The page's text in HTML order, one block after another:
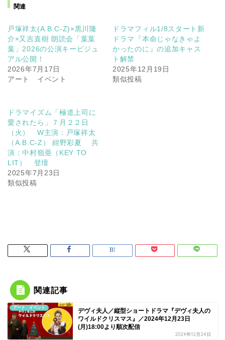
関連
戸塚祥太(A.B.C-Z)×黒川隆
介×又吉直樹 朗読会「葉葉
葉」2026の公演キービジュ
アル公開！
2026年7月17日
アート イベント
ドラマフィル1/8スタート新
ドラマ『本命じゃなきゃよ
かったのに』の追加キャス
ト解禁
2025年12月19日
類似投稿
ドラマイズム「極道上司に
愛されたら」７月２２日
（火） W主演：戸塚祥太
（A.B.C-Z） 紺野彩夏 共
演：中村嶺亜（KEY TO
LIT） 登壇
2025年7月23日
類似投稿
関連記事
アート イベント
デヴィ夫人／縦型ショートドラマ『デヴィ夫人の
ワイルドクリスマス』／2024年12月23日
(月)18:00より順次配信
2024年12月24日